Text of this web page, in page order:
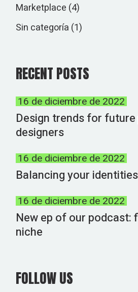
Marketplace (4)
Sin categoría (1)
RECENT POSTS
16 de diciembre de 2022
Design trends for
designers
16 de diciembre de 2022
Balancing your identities
16 de diciembre de 2022
New ep of our podcast:
niche
FOLLOW US